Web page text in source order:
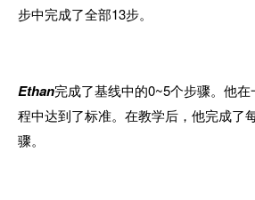
步中完成了全部13步。
Ethan完成了基线中的0~5个步骤。他
程中达到了标准。在教学后，他完成了
骤。